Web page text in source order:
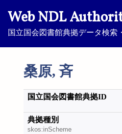
Web NDL
国立国会図書館典拠データ検索
桑原, 斉
国立国会図書館典拠ID
典拠種別
skos:inScheme